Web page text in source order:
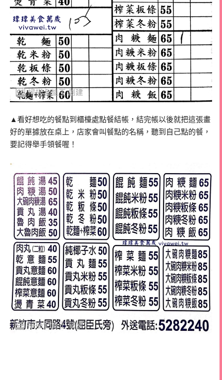
▲看好想吃的餐點到櫃檯處點餐結帳，結完帳以後就把這張畫
好的單據放在桌上，店家會叫餐點的名稱，聽到自己點的餐，
要記得舉手領餐喔！